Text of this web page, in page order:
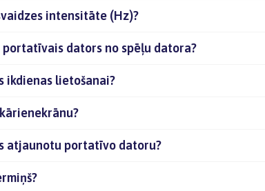
intensitāte (Hz)?
portatīvais dators no spēļu datora?
ikdienas lietošanai?
atjaunotu portatīvo datoru?